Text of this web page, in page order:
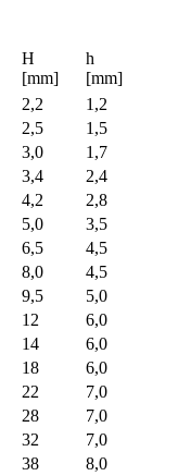
H
[mm]
h
[mm]
2,2
1,2
2,5
1,5
3,0
1,7
3,4
2,4
4,2
2,8
5,0
3,5
6,5
4,5
8,0
4,5
9,5
5,0
12
6,0
14
6,0
18
6,0
22
7,0
28
7,0
32
7,0
38
8,0